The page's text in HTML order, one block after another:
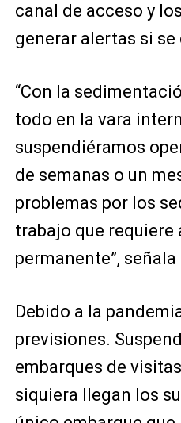
canal de acceso y
generar alertas si se
“Con la
todo en la vara
suspendiéramos
de semanas o un
problemas por los
trabajo que requiere
permanente”,
Debido a la
previsiones.
embarques de
siquiera llegan los